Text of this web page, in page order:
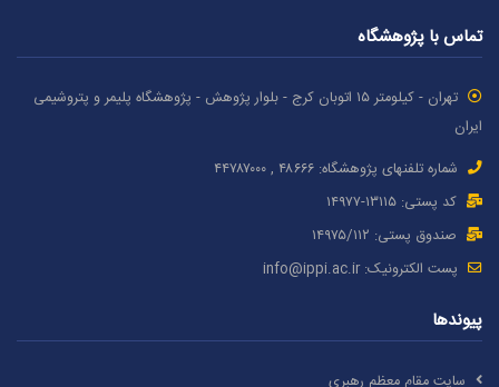
تماس با پژوهشگاه
تهران - کیلومتر ۱۵ اتوبان کرج - بلوار پژوهش - پژوهشگاه پلیمر و پتروشیمی
ایران
شماره تلفنهای پژوهشگاه: ۴۸۶۶۶ , ۴۴۷۸۷٠٠٠
کد پستی: ۱٣۱۱۵-۱۴۹۷۷
صندوق پستی: ۱۴۹۷۵/١١۲
پست الکترونیک:info@ippi.ac.ir
پیوندها
سایت مقام معظم رهبری